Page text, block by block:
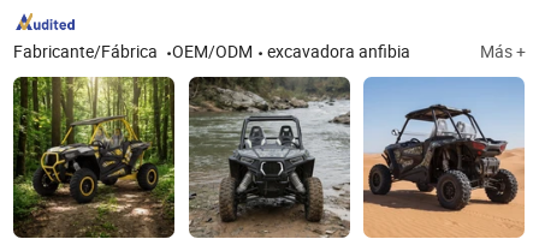
Fabricante/Fábrica OEM/ODM excavadora anfibia Más +